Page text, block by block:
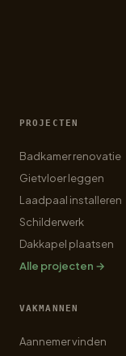
PROJECTEN
Badkamer renovatie
Gietvloer leggen
Laadpaal installeren
Schilderwerk
Dakkapel plaatsen
Alle projecten →
VAKMANNEN
Aannemer vinden